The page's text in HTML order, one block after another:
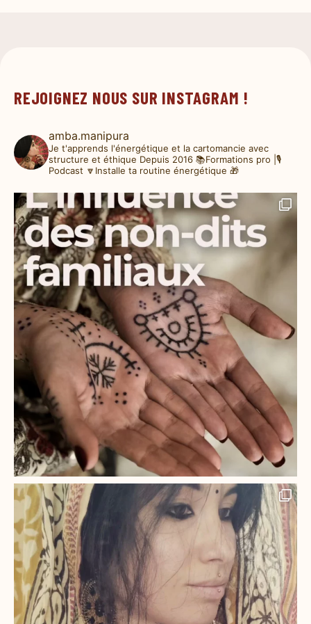
REJOIGNEZ NOUS SUR INSTAGRAM !
amba.manipura
Je t'apprends l'énergétique et la cartomancie avec
structure et éthique Depuis 2016 📚Formations pro |🎙️
Podcast 🔽Installe ta routine énergétique 🎁